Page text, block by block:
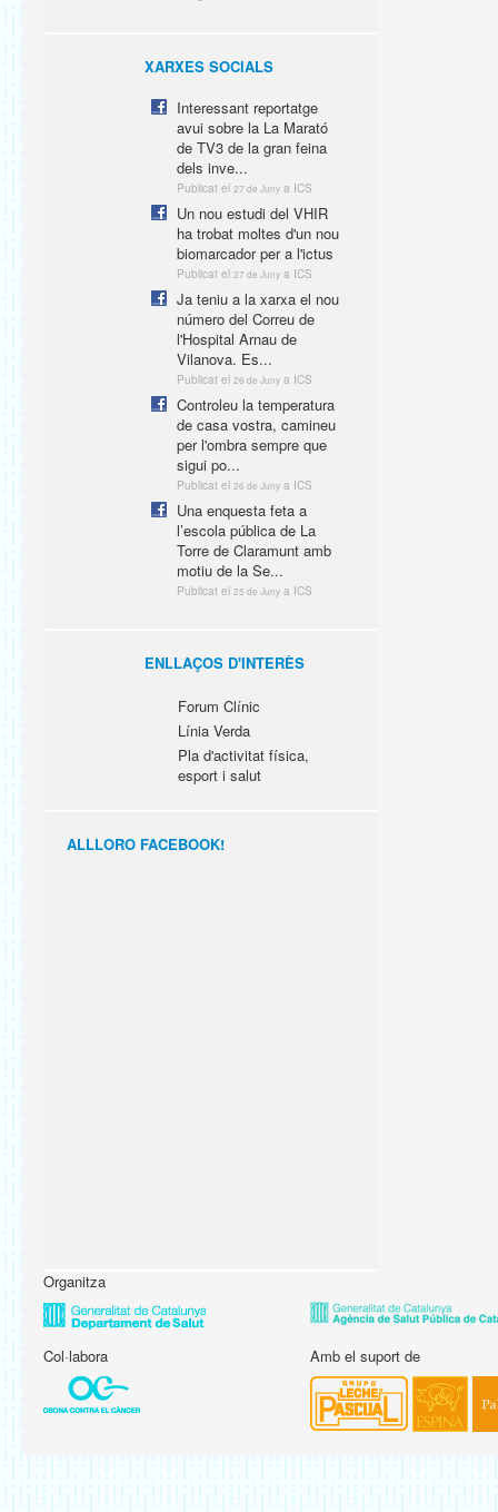
XARXES SOCIALS
Interessant reportatge
avui sobre la La Marató
de TV3 de la gran feina
dels inve...
Publicat el 27 de Juny a ICS
Un nou estudi del VHIR
ha trobat moltes d'un nou
biomarcador per a l'ictus
Publicat el 27 de Juny a ICS
Ja teniu a la xarxa el nou
número del Correu de
l'Hospital Arnau de
Vilanova. Es...
Publicat el 26 de Juny a ICS
Controleu la temperatura
de casa vostra, camineu
per l'ombra sempre que
sigui po...
Publicat el 26 de Juny a ICS
Una enquesta feta a
l’escola pública de La
Torre de Claramunt amb
motiu de la Se...
Publicat el 25 de Juny a ICS
ENLLAÇOS D'INTERÈS
Forum Clínic
Línia Verda
Pla d'activitat física,
esport i salut
ALLLORO FACEBOOK!
Organitza
Col·labora Amb el suport de